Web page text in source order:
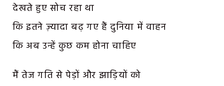
देखते हुए सोच रहा था
कि इतने ज़्यादा बढ़ गए हैं दुनिया में वाहन
कि अब उन्हें कुछ कम होना चाहिए
मैं तेज गति से पेड़ों और झाड़ियों को